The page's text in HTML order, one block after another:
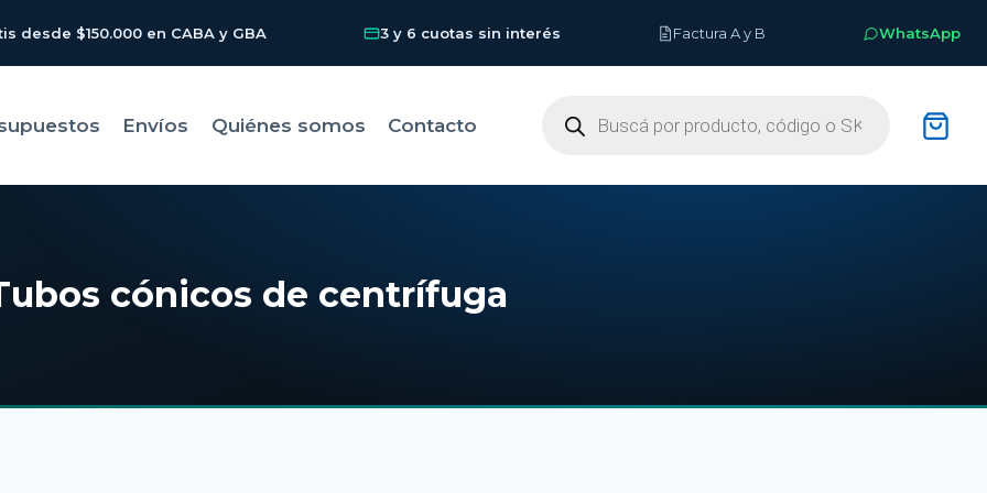
desde $150.000 en CABA y GBA 3 y 6 cuotas sin interés Factura A y B WhatsApp
Envíos Quiénes somos Contacto
productos
cónicos de centrífuga